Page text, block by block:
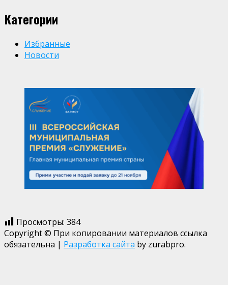
Категории
Избранные
Новости
Просмотры: 384
Copyright © При копировании материалов ссылка
обязательна | Разработка сайта by zurabpro.